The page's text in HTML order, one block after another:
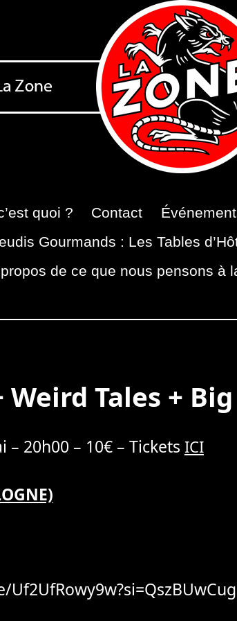
quoi ? Contact
Gourmands : Les Tables
de ce que nous pensons à
Weird Tales +
– 20h00 – 10€ – Tickets ICI